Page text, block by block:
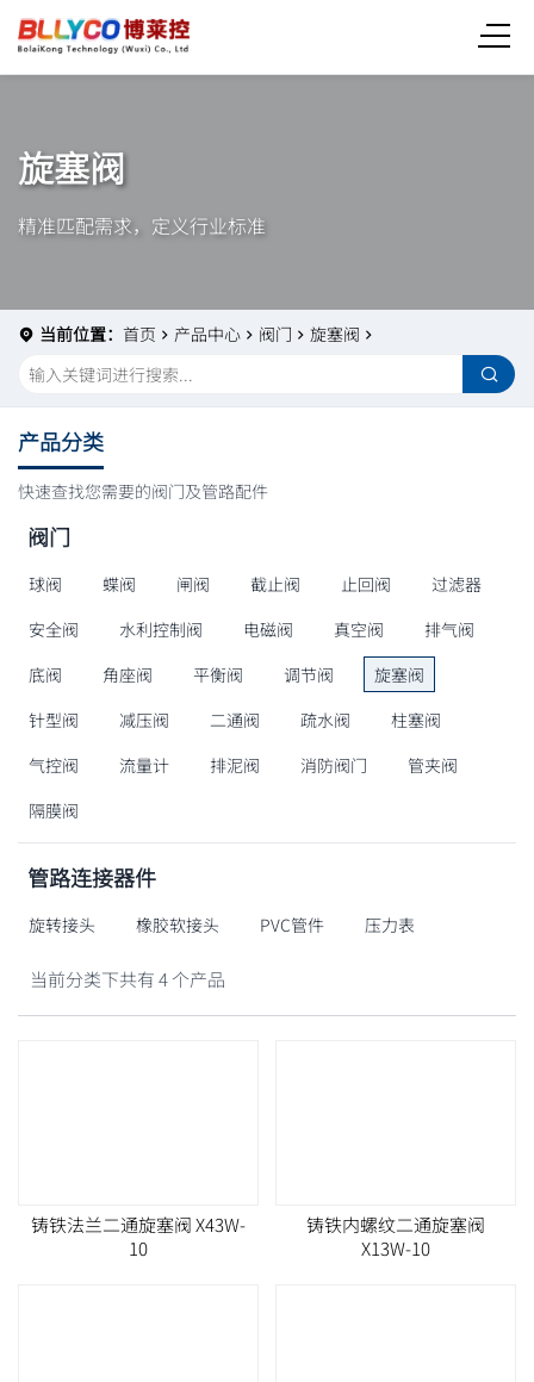
旋塞阀
精准匹配需求，定义行业标准
当前位置： 首页 产品中心 阀门 旋塞阀
产品分类
快速查找您需要的阀门及管路配件
阀门
球阀 蝶阀 闸阀 截止阀 止回阀
过滤器
安全阀
水利控制阀 电磁阀 真空阀
排气阀
底阀
角座阀 平衡阀 调节阀
旋塞阀
针型阀
减压阀 二通阀 疏水阀
柱塞阀
气控阀
流量计 排泥阀 消防阀门
管夹阀
隔膜阀
管路连接器件
旋转接头 橡胶软接头 PVC管件 压力表
当前分类下共有 4 个产品
铸铁法兰二通旋塞阀 X43W-
10
铸铁内螺纹二通旋塞阀
X13W-10